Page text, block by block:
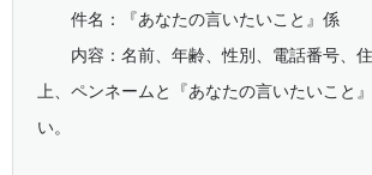
件名：『あなたの言いたいこと』係
内容：名前、年齢、性別、電話番号、
上、ペンネームと『あなたの言いたいこと
い。